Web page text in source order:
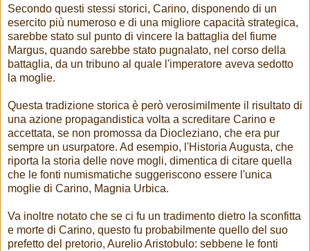
Secondo questi stessi storici, Carino, disponendo di un
esercito più numeroso e di una migliore capacità strategica,
sarebbe stato sul punto di vincere la battaglia del fiume
Margus, quando sarebbe stato pugnalato, nel corso della
battaglia, da un tribuno al quale l'imperatore aveva sedotto
la moglie.
Questa tradizione storica è però verosimilmente il risultato di
una azione propagandistica volta a screditare Carino e
accettata, se non promossa da Diocleziano, che era pur
sempre un usurpatore. Ad esempio, l'Historia Augusta, che
riporta la storia delle nove mogli, dimentica di citare quella
che le fonti numismatiche suggeriscono essere l'unica
moglie di Carino, Magnia Urbica.
Va inoltre notato che se ci fu un tradimento dietro la sconfitta
e morte di Carino, questo fu probabilmente quello del suo
prefetto del pretorio, Aurelio Aristobulo: sebbene le fonti